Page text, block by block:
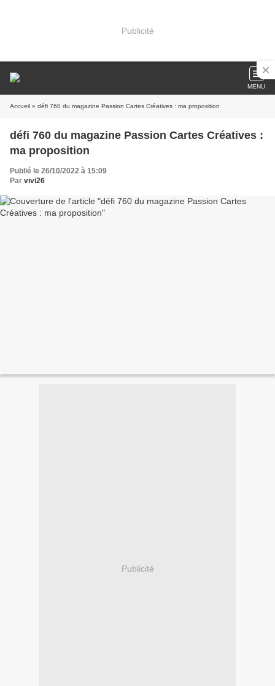
Publicité
MENU
Accueil » défi 760 du magazine Passion Cartes Créatives : ma proposition
défi 760 du magazine Passion Cartes Créatives :
ma proposition
Publié le 26/10/2022 à 15:09
Par vivi26
Publicité